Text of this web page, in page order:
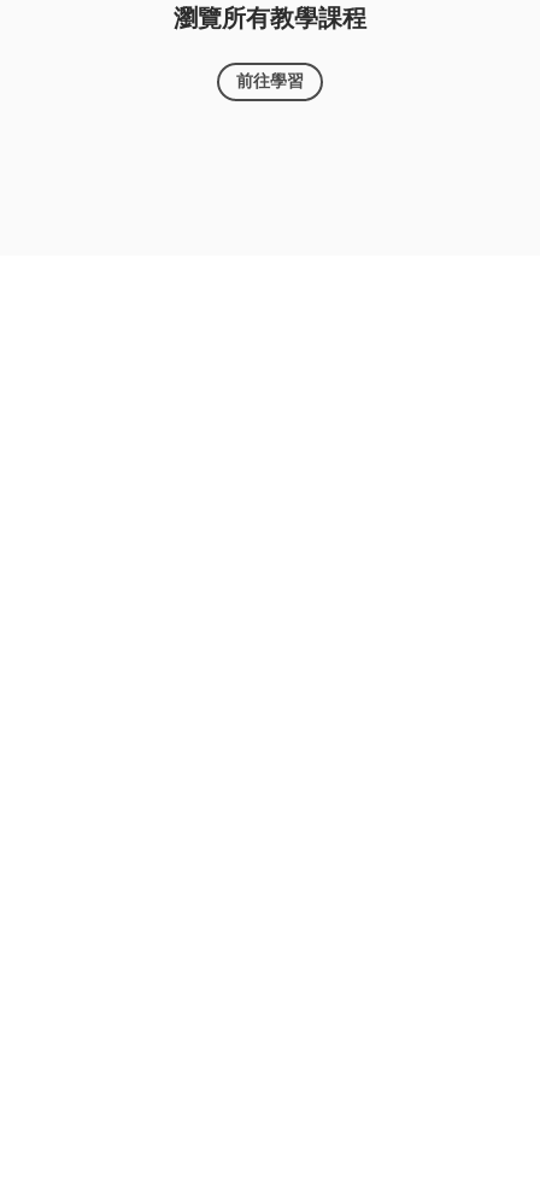
瀏覽所有教學課程
前往學習